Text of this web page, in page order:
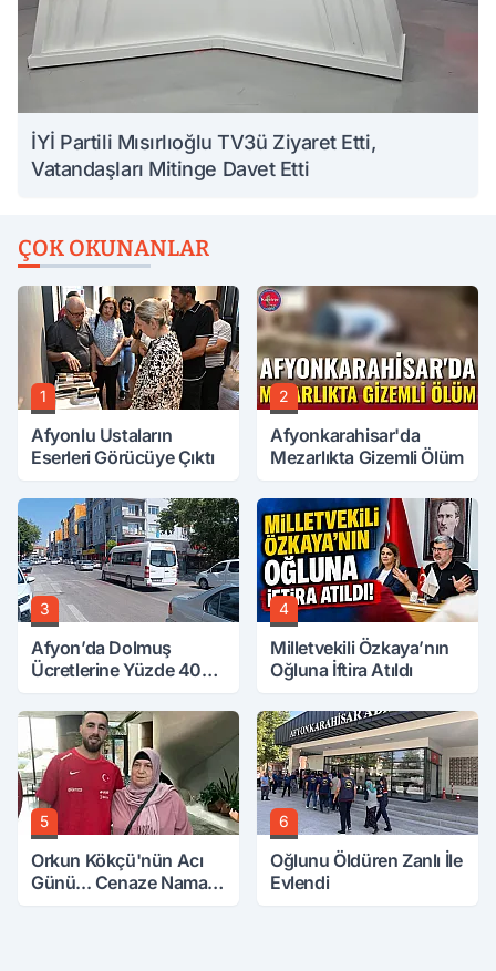
İYİ Partili Mısırlıoğlu TV3ü Ziyaret Etti,
Vatandaşları Mitinge Davet Etti
ÇOK OKUNANLAR
1
Afyonlu Ustaların
Eserleri Görücüye Çıktı
2
Afyonkarahisar'da
Mezarlıkta Gizemli Ölüm
3
Afyon’da Dolmuş
Ücretlerine Yüzde 40
4
Milletvekili Özkaya’nın
Oğluna İftira Atıldı
5
Orkun Kökçü'nün Acı
Günü... Cenaze Namazı
6
Oğlunu Öldüren Zanlı İle
Evlendi